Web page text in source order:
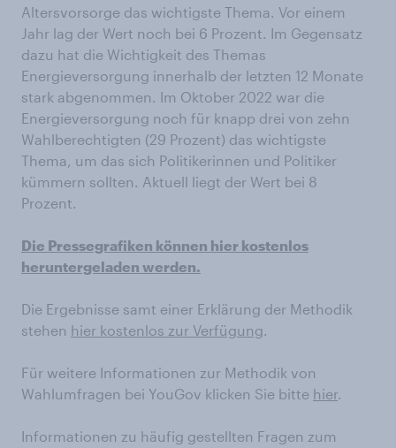
Altersvorsorge das wichtigste Thema. Vor einem
Jahr lag der Wert noch bei 6 Prozent. Im Gegensatz
dazu hat die Wichtigkeit des Themas
Energieversorgung innerhalb der letzten 12 Monate
stark abgenommen. Im Oktober 2022 war die
Energieversorgung noch für knapp drei von zehn
Wahlberechtigten (29 Prozent) das wichtigste
Thema, um das sich Politikerinnen und Politiker
kümmern sollten. Aktuell liegt der Wert bei 8
Prozent.
Die Pressegrafiken können hier kostenlos
heruntergeladen werden.
Die Ergebnisse samt einer Erklärung der Methodik
stehen hier kostenlos zur Verfügung.
Für weitere Informationen zur Methodik von
Wahlumfragen bei YouGov klicken Sie bitte hier.
Informationen zu häufig gestellten Fragen zum